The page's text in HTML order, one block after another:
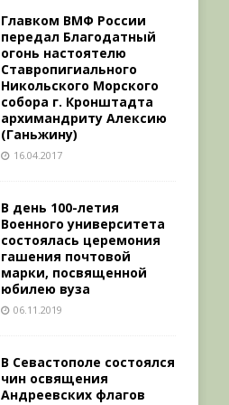
Главком ВМФ России
передал Благодатный
огонь настоятелю
Ставропигиального
Никольского Морского
собора г. Кронштадта
архимандриту Алексию
(Ганьжину)
16.04.2017
В день 100-летия
Военного университета
состоялась церемония
гашения почтовой
марки, посвященной
юбилею вуза
06.11.2019
В Севастополе состоялся
чин освящения
Андреевских флагов